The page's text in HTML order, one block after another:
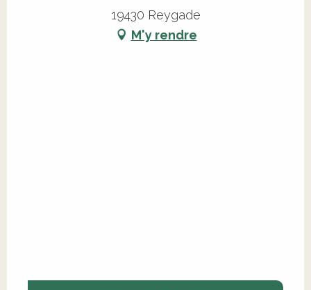
19430 Reygade
M'y rendre